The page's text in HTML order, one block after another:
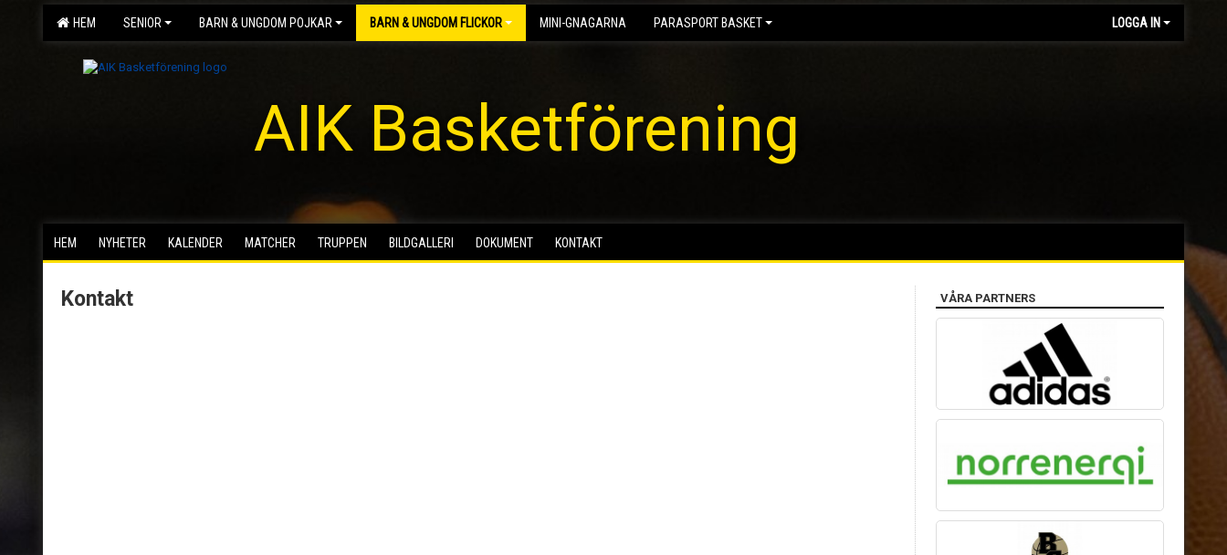
HEM SENIOR BARN & UNGDOM POJKAR BARN & UNGDOM FLICKOR MINI-GNAGARNA PARASPORT BASKET LOGGA IN
AIK Basketförening
HEM NYHETER KALENDER MATCHER TRUPPEN BILDGALLERI DOKUMENT KONTAKT
Kontakt VÅRA PARTNERS